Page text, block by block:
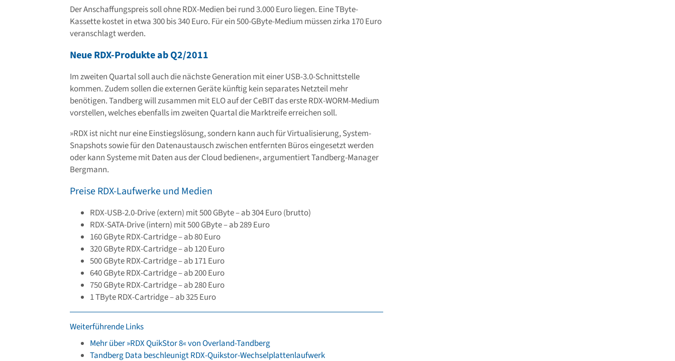
Der Anschaffungspreis soll ohne RDX-Medien bei rund 3.000 Euro liegen. Eine TByte-
Kassette kostet in etwa 300 bis 340 Euro. Für ein 500-GByte-Medium müssen zirka 170 Euro
veranschlagt werden.
Neue RDX-Produkte ab Q2/2011
Im zweiten Quartal soll auch die nächste Generation mit einer USB-3.0-Schnittstelle
kommen. Zudem sollen die externen Geräte künftig kein separates Netzteil mehr
benötigen. Tandberg will zusammen mit ELO auf der CeBIT das erste RDX-WORM-Medium
vorstellen, welches ebenfalls im zweiten Quartal die Marktreife erreichen soll.
»RDX ist nicht nur eine Einstiegslösung, sondern kann auch für Virtualisierung, System-
Snapshots sowie für den Datenaustausch zwischen entfernten Büros eingesetzt werden
oder kann Systeme mit Daten aus der Cloud bedienen«, argumentiert Tandberg-Manager
Bergmann.
Preise RDX-Laufwerke und Medien
RDX-USB-2.0-Drive (extern) mit 500 GByte – ab 304 Euro (brutto)
RDX-SATA-Drive (intern) mit 500 GByte – ab 289 Euro
160 GByte RDX-Cartridge – ab 80 Euro
320 GByte RDX-Cartridge – ab 120 Euro
500 GByte RDX-Cartridge – ab 171 Euro
640 GByte RDX-Cartridge – ab 200 Euro
750 GByte RDX-Cartridge – ab 280 Euro
1 TByte RDX-Cartridge – ab 325 Euro
Weiterführende Links
Mehr über »RDX QuikStor 8« von Overland-Tandberg
Tandberg Data beschleunigt RDX-Quikstor-Wechselplattenlaufwerk